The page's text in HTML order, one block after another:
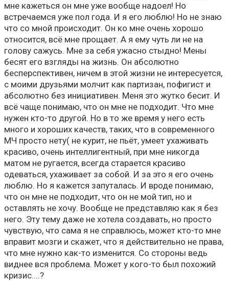
мне кажеться он мне уже вообще надоел! Но
встречаемся уже пол года. И я его люблю! Но не знаю
что со мной происходит. Он ко мне очень хорошо
относится, всё мне прощает. А я ему чуть ли не на
голову сажусь. Мне за себя ужасно стыдно! Мены
бесят его взгляды на жизнь. Он абсолютно
бесперспективен, ничем в этой жизни не интересуется,
с моими друзьями молчит как партизан, пофигист и
абсолютно без инициативен. Меня это жутко бесит. И
всё чаще понимаю, что он мне не подходит. Что мне
нужен кто-то другой. Но в то же время у него есть
много и хороших качеств, таких, что в современного
МЧ просто нету( не курит, не пьёт, умеет ухаживать
красиво, очень интеллигентный, при мне никогда
матом не ругается, всегда старается красиво
одеваться, ухаживает за собой. И за это я его очень
люблю. Но я кажется запуталась. И вроде понимаю,
что он мне не подходит, что он не мой тип, но и
оставлять не хочу. Вообще не представляю как я без
него. Эту тему даже не хотела создавать, но просто
чувствую, что сама я не справлюсь, может кто-то мне
вправит мозги и скажет, что я действительно не права,
что мне нужно как-то изменится. Со стороны ведь
виднее вся проблема. Может у кого-то был похожий
кризис....?